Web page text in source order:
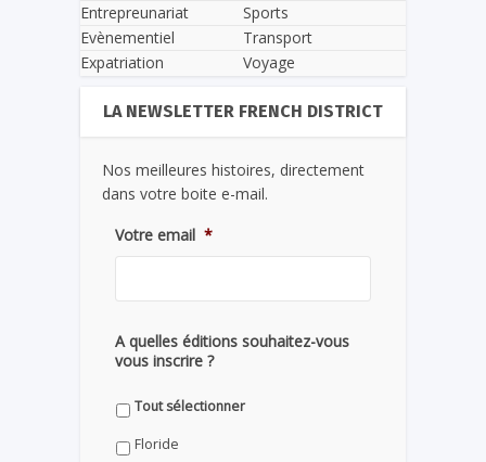
Entrepreunariat
Evènementiel
Expatriation
Sports
Transport
Voyage
LA NEWSLETTER FRENCH DISTRICT
Nos meilleures histoires, directement
dans votre boite e-mail.
Votre email *
A quelles éditions souhaitez-vous
vous inscrire ?
Tout sélectionner
Floride